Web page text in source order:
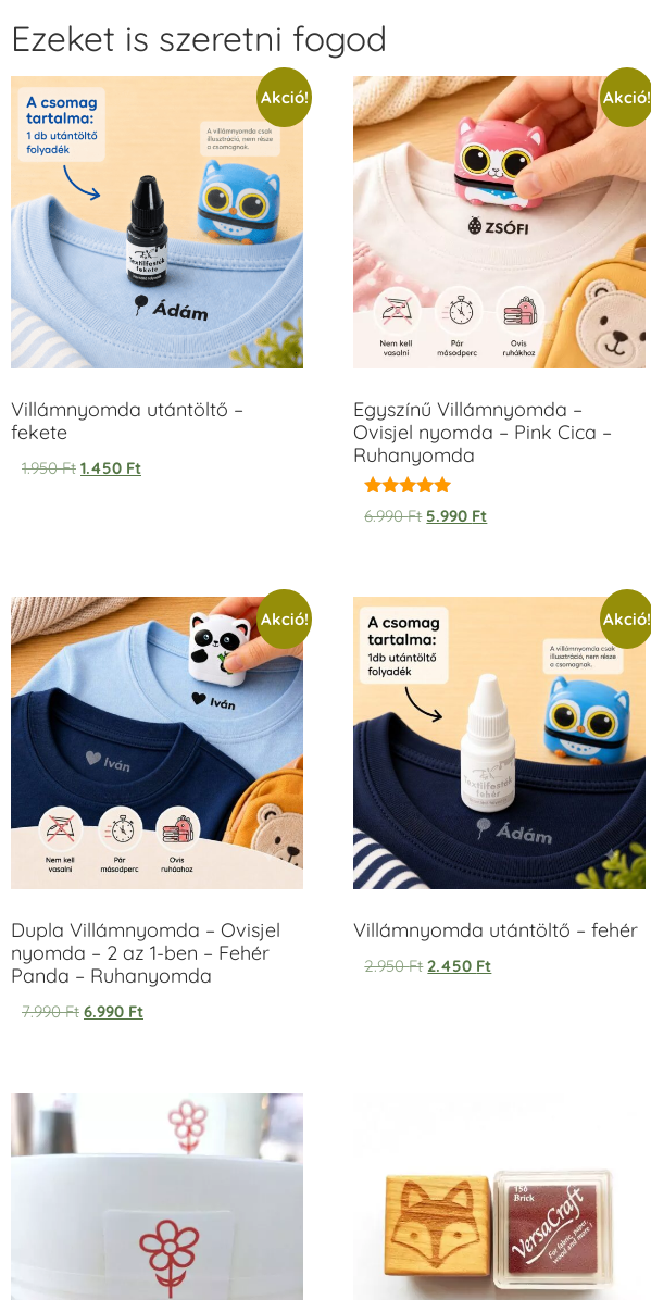
Ezeket is szeretni fogod
Akció!
Villámnyomda utántöltő –
fekete
1.950Ft 1.450 Ft
Akció!
Egyszínű Villámnyomda –
Ovisjel nyomda – Pink Cica –
Ruhanyomda
Értékelés:
5.00
6.990Ft 5.990 Ft
Akció!
Dupla Villámnyomda – Ovisjel
nyomda – 2 az 1-ben – Fehér
Panda – Ruhanyomda
7.990Ft 6.990 Ft
Akció!
Villámnyomda utántöltő – fehér
2.950Ft 2.450 Ft